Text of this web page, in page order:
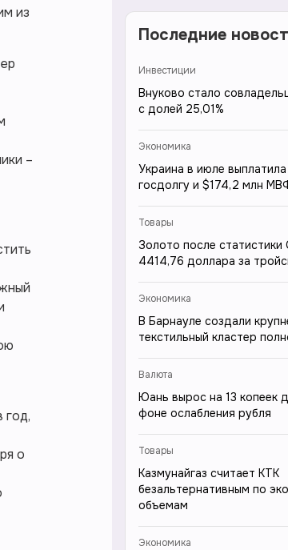
из
–
год,
о
Последние
Инвестиции
Внуково стало
с долей 25,01%
Экономика
Украина в июле
госдолгу и $174,2 млн
Товары
Золото после
4414,76 доллара за
Экономика
В Барнауле создали
текстильный кластер
Валюта
Юань вырос на 13 копеек
фоне ослабления рубля
Товары
Казмунайгаз считает КТК
безальтернативным по
объемам
Экономика